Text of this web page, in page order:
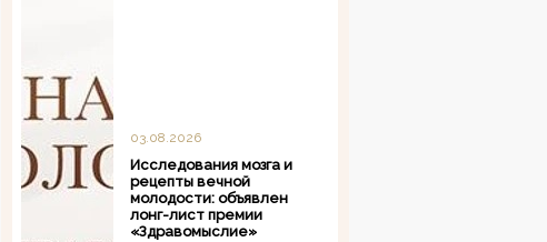
03.08.2026
Исследования мозга и
рецепты вечной
молодости: объявлен
лонг-лист премии
«Здравомыслие»